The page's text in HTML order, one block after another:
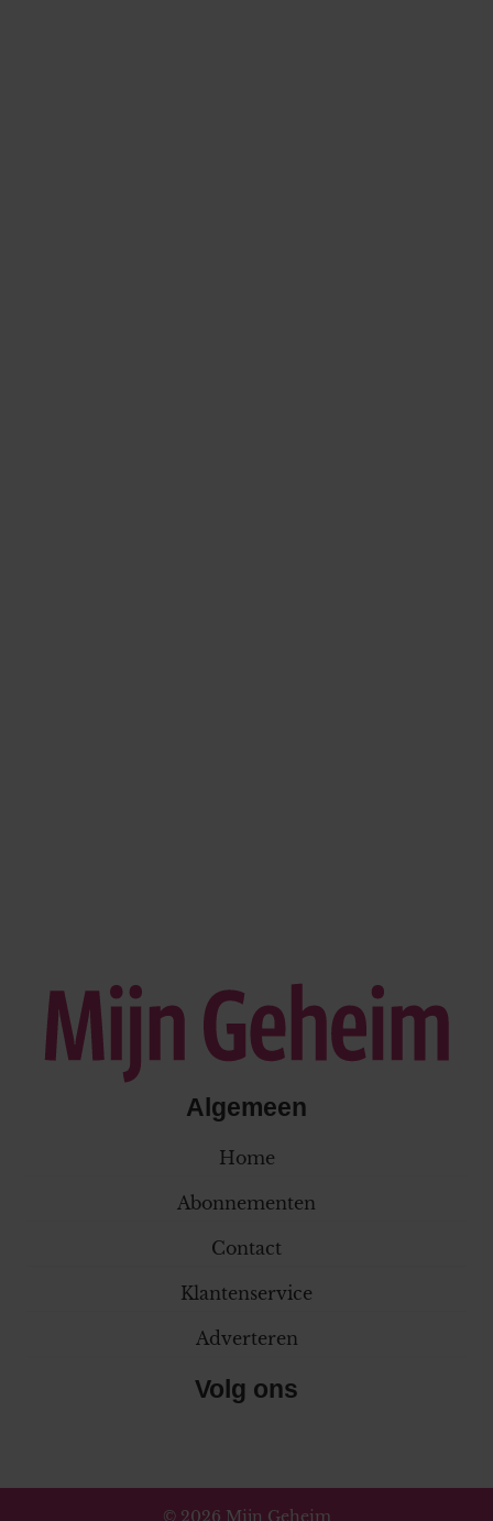
Algemeen
Home
Abonnementen
Contact
Klantenservice
Adverteren
Volg ons
© 2026 Mijn Geheim